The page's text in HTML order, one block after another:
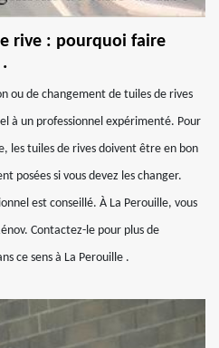
rive : pourquoi faire
ou de changement de tuiles de rives
à un professionnel expérimenté. Pour
les tuiles de rives doivent être en bon
posées si vous devez les changer.
est conseillé. À La Perouille, vous
Contactez-le pour plus de
ce sens à La Perouille .